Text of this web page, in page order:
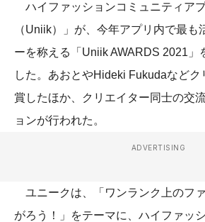
ハイファッションコミュニティア
（Uniik）」が、今年アプリ内で最も
ーを称える「Uniik AWARDS 2021」
した。あおとやHideki Fukudaなどク
賞したほか、クリエイター同士の交
ョンが行われた。
ADVERTISING
ユニークは、「ワンランク上のフ
がろう！」をテーマに、ハイファッ